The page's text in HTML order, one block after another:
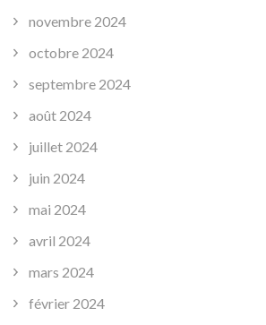
novembre 2024
octobre 2024
septembre 2024
août 2024
juillet 2024
juin 2024
mai 2024
avril 2024
mars 2024
février 2024